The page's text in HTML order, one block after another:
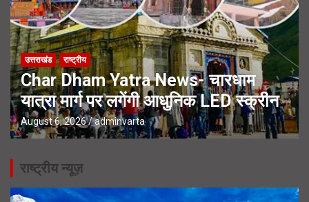
उत्तराखंड राष्ट्रीय
Char Dham Yatra News- चारधाम
यात्रा मार्ग पर लगेंगी आधुनिक LED स्क्रीन
August 6, 2026 adminvarta
राष्ट्रीय न्यूज़